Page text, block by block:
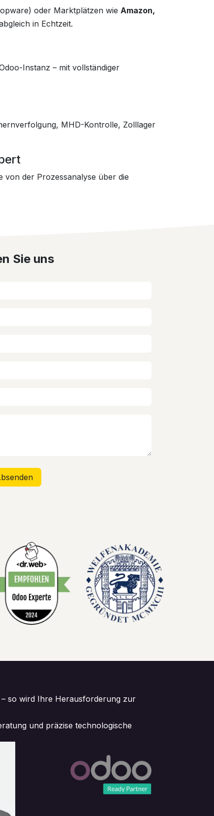
oder Marktplätzen wie Amazon,
in Echtzeit.
Instanz – mit vollständiger
MHD-Kontrolle, Zolllager
von der Prozessanalyse über die
Sie uns
so wird Ihre Herausforderung zur
und präzise technologische